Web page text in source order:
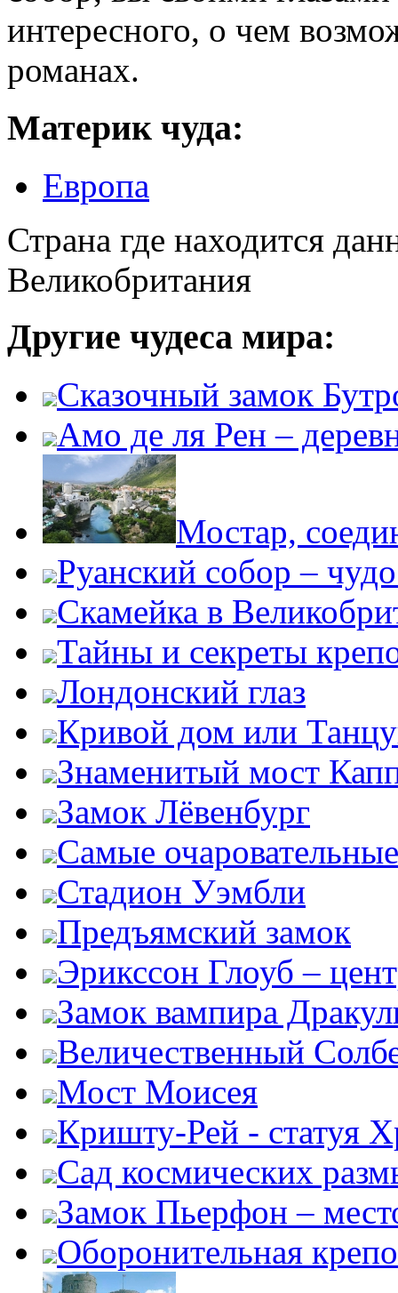
интересного, о чем
романах.
Материк чуда:
Европа
Страна где находится
Великобритания
Другие чудеса мира:
Сказочный замок
Амо де ля Рен –
Мостар,
Руанский собор –
Скамейка в
Тайны и секреты
Лондонский глаз
Кривой дом или
Знаменитый мост
Замок Лёвенбург
Самые
Стадион Уэмбли
Предъямский замок
Эрикссон Глоуб –
Замок вампира
Величественный
Мост Моисея
Кришту-Рей - статуя
Сад космических
Замок Пьерфон –
Оборонительная